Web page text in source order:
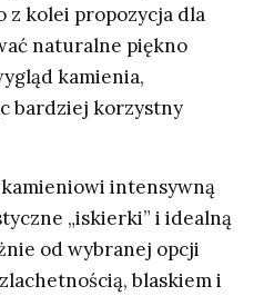
z kolei propozycja dla
naturalne piękno
kamienia,
bardziej korzystny
intensywną
„iskierki” i idealną
od wybranej opcji
blaskiem i